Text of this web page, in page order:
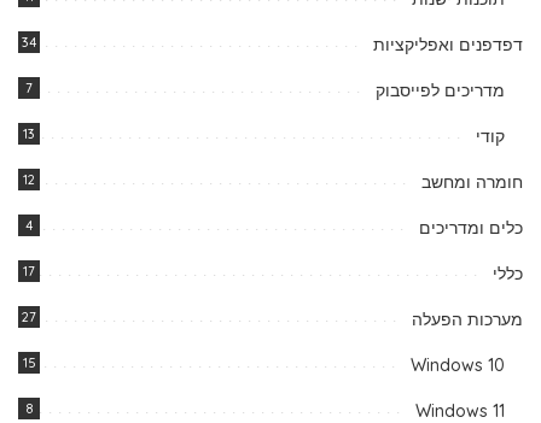
דפדפנים ואפליקציות 34
מדריכים לפייסבוק 7
קודי 13
חומרה ומחשב 12
כלים ומדריכים 4
כללי 17
מערכות הפעלה 27
Windows 10
15
Windows 11
8